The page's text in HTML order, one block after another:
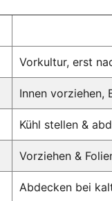
Vorkultur, erst
Innen vorziehen,
Kühl stellen &
Vorziehen &
Abdecken bei